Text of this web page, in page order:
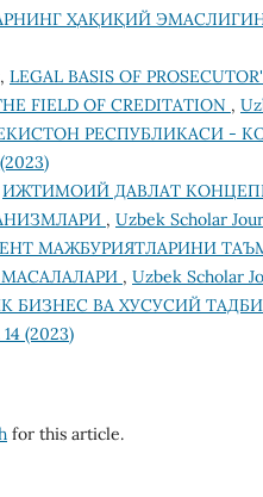
ҲАҚИҚИЙ
LEGAL BASIS OF
FIELD OF CREDITATION ,
РЕСПУБЛИКАСИ -
ИЖТИМОИЙ ДАВЛАТ
, Uzbek Scholar
МАЖБУРИЯТЛАРИНИ
, Uzbek Scholar
БИЗНЕС ВА ХУСУСИЙ
(2023)
for this article.